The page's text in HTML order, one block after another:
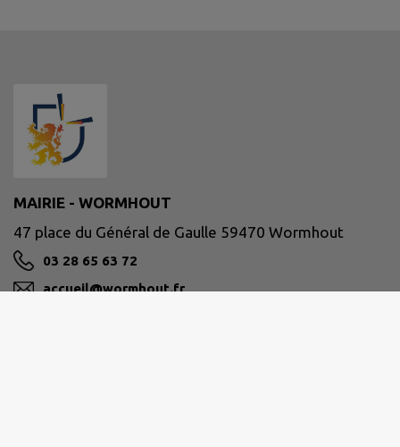
MAIRIE - WORMHOUT
47 place du Général de Gaulle 59470 Wormhout
03 28 65 63 72
accueil@wormhout.fr